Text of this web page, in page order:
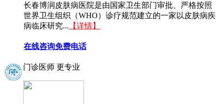
长春博润皮肤病医院是由国家卫生部门审批、严格按照
世界卫生组织（WHO）诊疗规范建立的一家以皮肤病疾
病临床研究... 【详情】
在线咨询免费电话
门诊医师 更专业